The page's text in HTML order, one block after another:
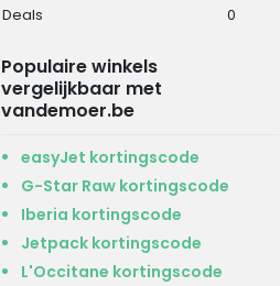
Deals
0
Populaire winkels
vergelijkbaar met
vandemoer.be
easyJet kortingscode
G-Star Raw kortingscode
Iberia kortingscode
Jetpack kortingscode
L'Occitane kortingscode